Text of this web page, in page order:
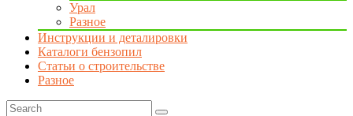
Урал
Разное
Инструкции и деталировки
Каталоги бензопил
Статьи о строительстве
Разное